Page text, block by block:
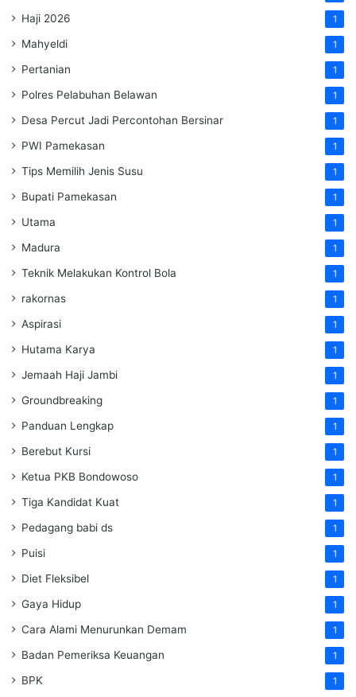
Haji 2026 1
Mahyeldi 1
Pertanian 1
Polres Pelabuhan Belawan 1
Desa Percut Jadi Percontohan Bersinar 1
PWI Pamekasan 1
Tips Memilih Jenis Susu 1
Bupati Pamekasan 1
Utama 1
Madura 1
Teknik Melakukan Kontrol Bola 1
rakornas 1
Aspirasi 1
Hutama Karya 1
Jemaah Haji Jambi 1
Groundbreaking 1
Panduan Lengkap 1
Berebut Kursi 1
Ketua PKB Bondowoso 1
Tiga Kandidat Kuat 1
Pedagang babi ds 1
Puisi 1
Diet Fleksibel 1
Gaya Hidup 1
Cara Alami Menurunkan Demam 1
Badan Pemeriksa Keuangan 1
BPK 1